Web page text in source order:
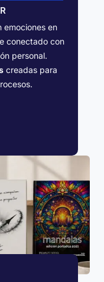
emociones en
conectado con
personal.
creadas para